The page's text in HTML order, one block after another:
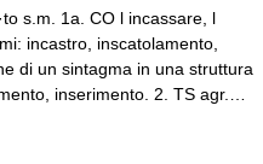
s.m. 1a. CO l incassare, l
incastro, inscatolamento,
di un sintagma in una struttura
inserimento. 2. TS agr.…